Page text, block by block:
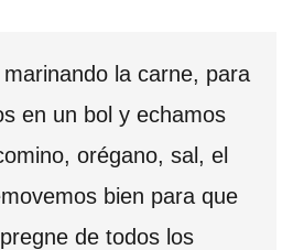
la carne, para
en un bol y echamos
orégano, sal, el
bien para que
de todos los